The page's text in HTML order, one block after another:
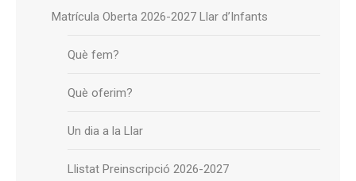
Matrícula Oberta 2026-2027 Llar d’Infants
Què fem?
Què oferim?
Un dia a la Llar
Llistat Preinscripció 2026-2027